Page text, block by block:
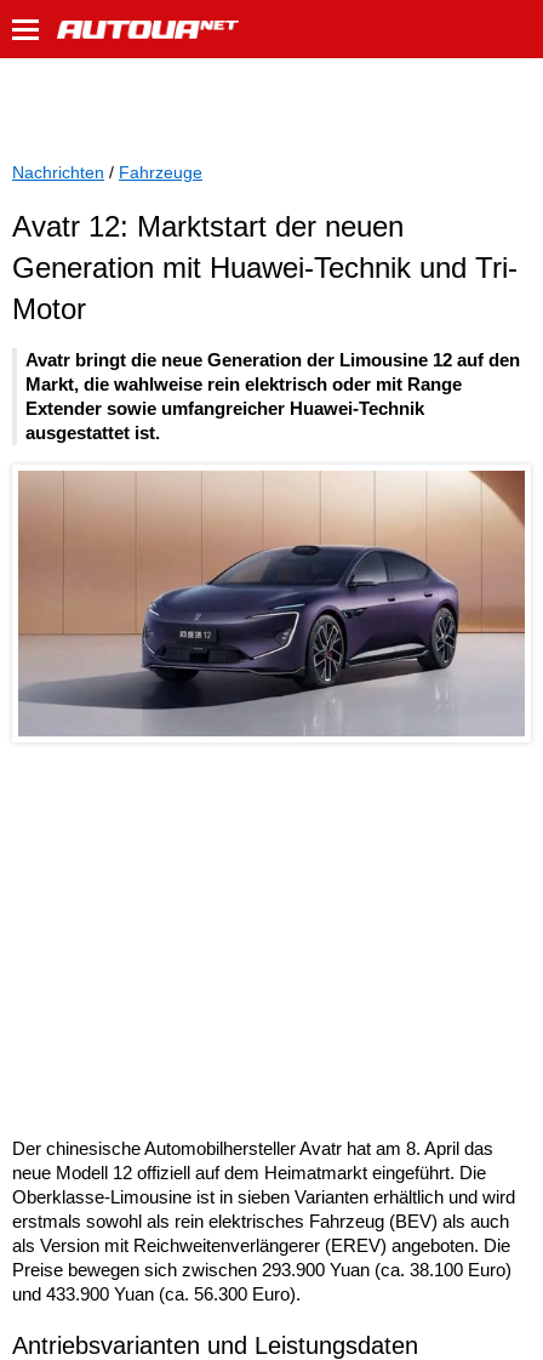
Nachrichten / Fahrzeuge
Avatr 12: Marktstart der neuen
Generation mit Huawei-Technik und Tri-
Motor
Avatr bringt die neue Generation der Limousine 12 auf den
Markt, die wahlweise rein elektrisch oder mit Range
Extender sowie umfangreicher Huawei-Technik
ausgestattet ist.
Der chinesische Automobilhersteller Avatr hat am 8. April das
neue Modell 12 offiziell auf dem Heimatmarkt eingeführt. Die
Oberklasse-Limousine ist in sieben Varianten erhältlich und wird
erstmals sowohl als rein elektrisches Fahrzeug (BEV) als auch
als Version mit Reichweitenverlängerer (EREV) angeboten. Die
Preise bewegen sich zwischen 293.900 Yuan (ca. 38.100 Euro)
und 433.900 Yuan (ca. 56.300 Euro).
Antriebsvarianten und Leistungsdaten